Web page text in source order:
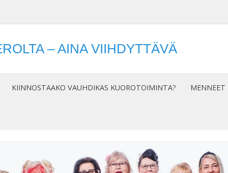
– AINA VIIHDYTTÄVÄ
sisältöön
KIINNOSTAAKO VAUHDIKAS KUOROTOIMINTA? MENNEET